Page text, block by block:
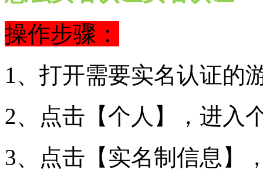
操作步骤：
1、打开需要实名认证的
2、点击【个人】，进入
3、点击【实名制信息】